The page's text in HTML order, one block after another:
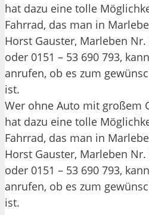
hat dazu eine tolle
Fahrrad, das man in
Horst Gauster, Marleben Nr.
oder 0151 – 53 690 793,
anrufen, ob es zum
ist.
Wer ohne Auto mit großem
hat dazu eine tolle
Fahrrad, das man in
Horst Gauster, Marleben Nr.
oder 0151 – 53 690 793,
anrufen, ob es zum
ist.